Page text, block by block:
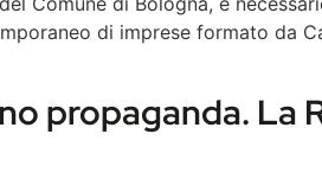
di imprese formato da
propaganda. La